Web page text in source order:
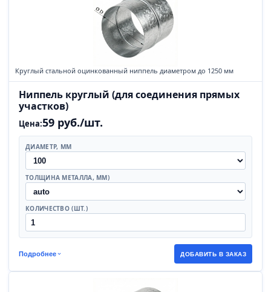
Круглый стальной оцинкованный ниппель диаметром до 1250 мм
Ниппель круглый (для соединения прямых
участков)
Цена:59 руб./шт.
ДИАМЕТР, ММ
ТОЛЩИНА МЕТАЛЛА, ММ)
КОЛИЧЕСТВО (ШТ.)
Подробнее ДОБАВИТЬ В ЗАКАЗ